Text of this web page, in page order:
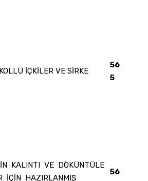
İÇKİLER VE SİRKE
56
5
KALINTI VE DÖKÜNTÜLE
İÇİN HAZIRLANMIŞ
56